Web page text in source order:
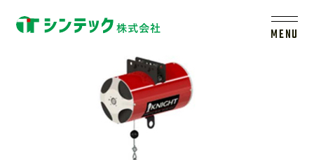
MENU
シンテックについて
cat_air